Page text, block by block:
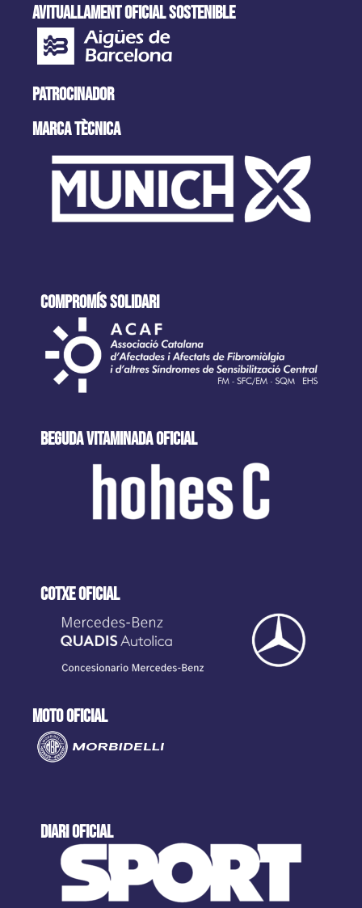
AVITUALLAMENT OFICIAL SOSTENIBLE
PATROCINADOR
MARCA tècnica
COMPROMÍS SOLIDARI
beguda VITAMINADA oficial
cotxe oficial
moto oficial
DIARI OFICIAL